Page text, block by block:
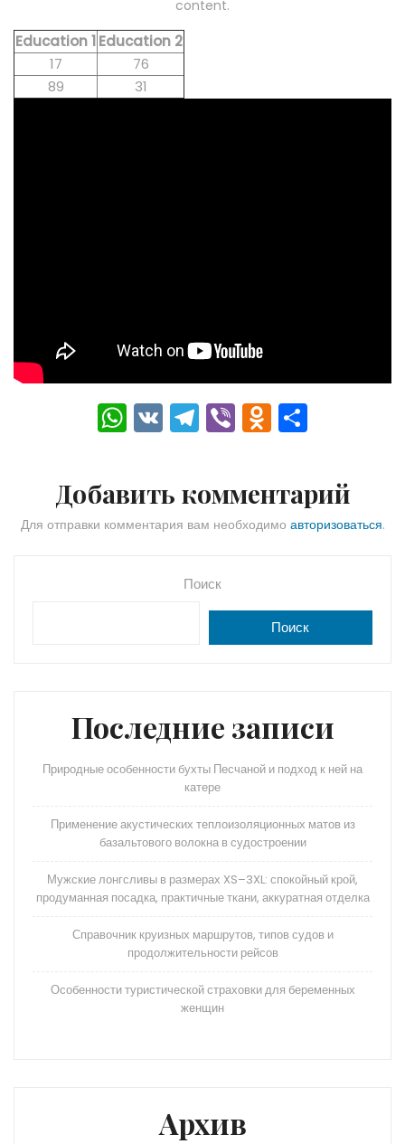
content.
Education 1Education 2
17
76
89
31
W
h
ts
A
V
K
T
el
gr
a
Vi
b
O
d
o
kl
s
ni
а
в
Добавить комментарий
Для отправки комментария вам необходимо авторизоваться.
Поиск
Поиск
Последние записи
Природные особенности бухты Песчаной и подход к ней на
катере
Применение акустических теплоизоляционных матов из
базальтового волокна в судостроении
Мужские лонгсливы в размерах XS–3XL: спокойный крой,
продуманная посадка, практичные ткани, аккуратная отделка
Справочник круизных маршрутов, типов судов и
продолжительности рейсов
Особенности туристической страховки для беременных
женщин
Архив